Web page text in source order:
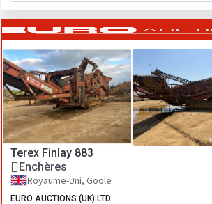
Terex Finlay 883
Enchères
Royaume-Uni, Goole
EURO AUCTIONS (UK) LTD